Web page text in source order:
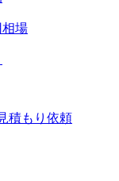
相場
積もり依頼